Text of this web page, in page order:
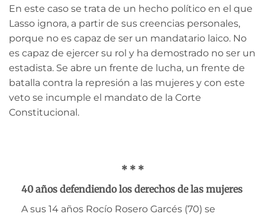
En este caso se trata de un hecho político en el que
Lasso ignora, a partir de sus creencias personales,
porque no es capaz de ser un mandatario laico. No
es capaz de ejercer su rol y ha demostrado no ser un
estadista. Se abre un frente de lucha, un frente de
batalla contra la represión a las mujeres y con este
veto se incumple el mandato de la Corte
Constitucional.
* * *
40 años defendiendo los derechos de las mujeres
A sus 14 años Rocío Rosero Garcés (70) se